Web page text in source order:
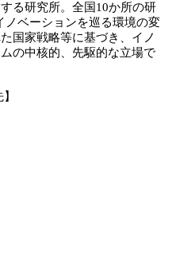
る研究所。全国10か所の研
ノベーションを巡る環境の変
国家戦略等に基づき、イノ
の中核的、先駆的な立場で